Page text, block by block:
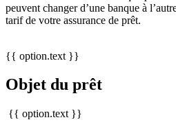
peuvent changer d’une banque à
tarif de votre assurance de prêt.
{{ option.text }}
Objet du prêt
{{ option.text }}